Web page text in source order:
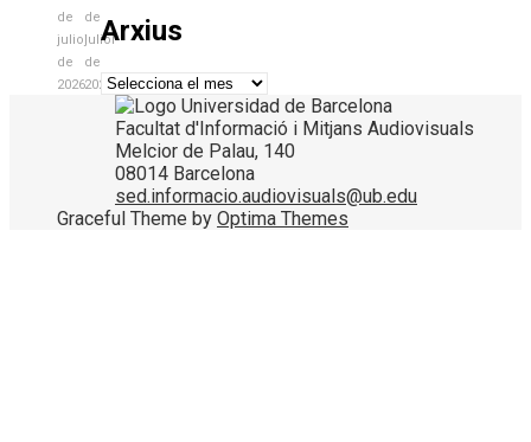
de
juliol
de
2026
de
juliol
de
2026
Arxius
Arxius
Facultat d'Informació i Mitjans Audiovisuals
Melcior de Palau, 140
08014 Barcelona
sed.informacio.audiovisuals@ub.edu
Graceful Theme by Optima Themes